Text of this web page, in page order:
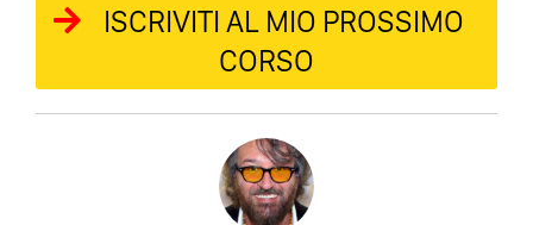
ISCRIVITI AL MIO PROSSIMO
CORSO